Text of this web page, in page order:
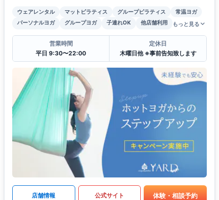
ウェアレンタル マットピラティス グループピラティス
常温ヨガ
パーソナルヨガ
グループヨガ 子連れOK 他店舗利用 もっと見る
営業時間
平日 9:30〜22:00
定休日
木曜日他 ※事前告知致します
店舗情報 公式サイト 体験・相談予約